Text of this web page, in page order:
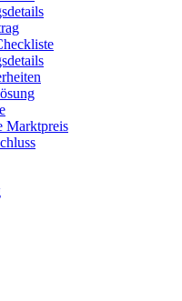
Marktpreis